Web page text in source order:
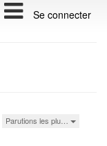
Se connecter
Parutions les plu…